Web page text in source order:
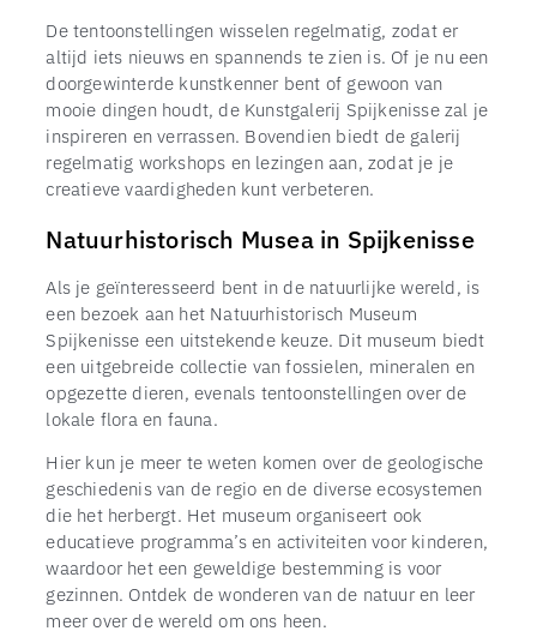
De tentoonstellingen wisselen regelmatig, zodat er
altijd iets nieuws en spannends te zien is. Of je nu een
doorgewinterde kunstkenner bent of gewoon van
mooie dingen houdt, de Kunstgalerij Spijkenisse zal je
inspireren en verrassen. Bovendien biedt de galerij
regelmatig workshops en lezingen aan, zodat je je
creatieve vaardigheden kunt verbeteren.
Natuurhistorisch Musea in Spijkenisse
Als je geïnteresseerd bent in de natuurlijke wereld, is
een bezoek aan het Natuurhistorisch Museum
Spijkenisse een uitstekende keuze. Dit museum biedt
een uitgebreide collectie van fossielen, mineralen en
opgezette dieren, evenals tentoonstellingen over de
lokale flora en fauna.
Hier kun je meer te weten komen over de geologische
geschiedenis van de regio en de diverse ecosystemen
die het herbergt. Het museum organiseert ook
educatieve programma’s en activiteiten voor kinderen,
waardoor het een geweldige bestemming is voor
gezinnen. Ontdek de wonderen van de natuur en leer
meer over de wereld om ons heen.